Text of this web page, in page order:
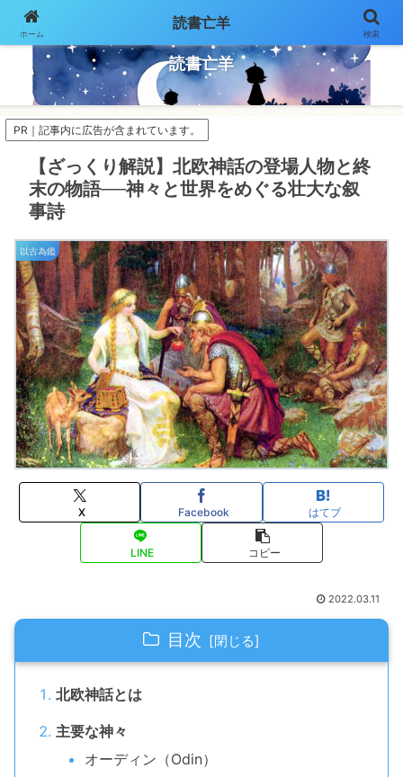
読書亡羊
PR｜記事内に広告が含まれています。
【ざっくり解説】北欧神話の登場人物と終
末の物語──神々と世界をめぐる壮大な叙
事詩
以古為鑑
X Facebook はてブ
LINE コピー
2022.03.11
目次
北欧神話とは
主要な神々
オーディン（Odin）
ホーム
読書亡羊
検索